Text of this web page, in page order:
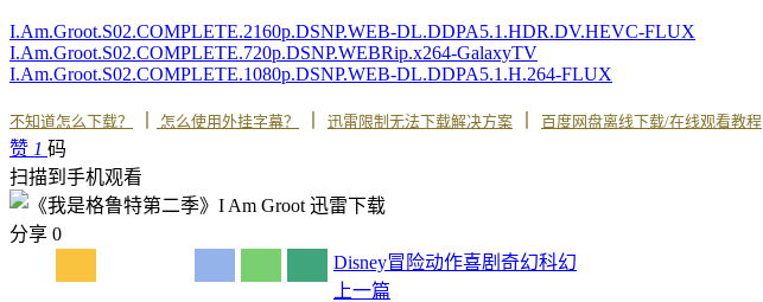
I.Am.Groot.S02.COMPLETE.2160p.DSNP.WEB-DL.DDPA5.1.HDR.DV.HEVC-FLUX
I.Am.Groot.S02.COMPLETE.720p.DSNP.WEBRip.x264-GalaxyTV
I.Am.Groot.S02.COMPLETE.1080p.DSNP.WEB-DL.DDPA5.1.H.264-FLUX
不知道怎么下载？ 怎么使用外挂字幕？ 迅雷限制无法下载解决方案 百度网盘离线下载/在线观看教程
赞 1 码
扫描到手机观看
分享 0
Disney冒险动作喜剧 奇幻科幻
上一篇